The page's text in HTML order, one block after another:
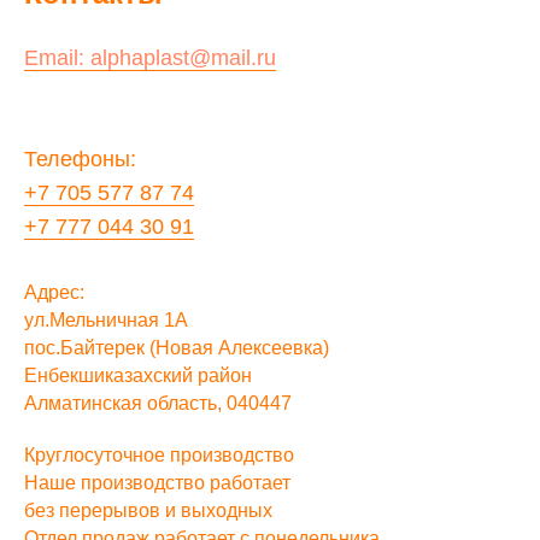
Email: alphaplast@mail.ru
Телефоны:
+7 705 577 87 74
+7 777 044 30 91
Адрес:
ул.Мельничная 1А
пос.Байтерек (Новая Алексеевка)
Енбекшиказахский район
Алматинская область, 040447
Круглосуточное производство
Наше производство работает
без перерывов и выходных